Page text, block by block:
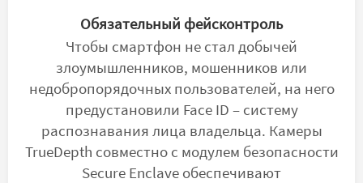
Обязательный фейсконтроль
Чтобы смартфон не стал добычей
злоумышленников, мошенников или
недобропорядочных пользователей, на него
предустановили Face ID – систему
распознавания лица владельца. Камеры
TrueDepth совместно с модулем безопасности
Secure Enclave обеспечивают